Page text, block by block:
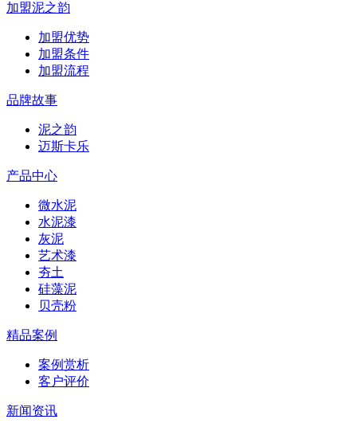
加盟泥之韵
加盟优势
加盟条件
加盟流程
品牌故事
泥之韵
迈斯卡乐
产品中心
微水泥
水泥漆
灰泥
艺术漆
夯土
硅藻泥
贝壳粉
精品案例
案例赏析
客户评价
新闻资讯